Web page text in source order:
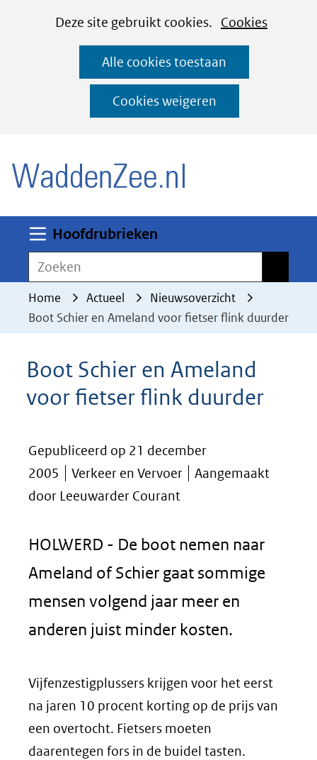
CookiesDeze site gebruikt cookies. Cookies
deze
worden
toegestaan
geweigerd.
Alle cookies toestaan
Cookies weigeren
Ga
naar
de
inhoud
Hoofdrubrieken
Zoeken
Home Actueel
Nieuwsoverzicht
Boot Schier en Ameland voor fietser flink duurder
Boot Schier en Ameland
voor fietser flink duurder
Gepubliceerd op 21 december
2005
Verkeer en Vervoer
Aangemaakt
door Leeuwarder Courant
HOLWERD - De boot nemen naar
Ameland of Schier gaat sommige
mensen volgend jaar meer en
anderen juist minder kosten.
Vijfenzestigplussers krijgen voor het eerst
na jaren 10 procent korting op de prijs van
een overtocht. Fietsers moeten
daarentegen fors in de buidel tasten.